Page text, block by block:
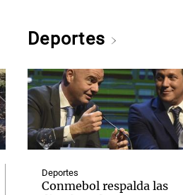
Deportes
Deportes
Conmebol respalda las